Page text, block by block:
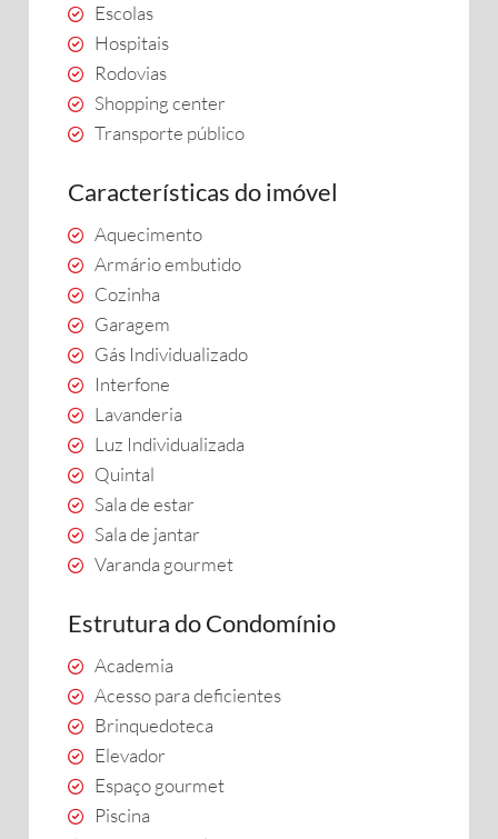
Escolas
Hospitais
Rodovias
Shopping center
Transporte público
Características do imóvel
Aquecimento
Armário embutido
Cozinha
Garagem
Gás Individualizado
Interfone
Lavanderia
Luz Individualizada
Quintal
Sala de estar
Sala de jantar
Varanda gourmet
Estrutura do Condomínio
Academia
Acesso para deficientes
Brinquedoteca
Elevador
Espaço gourmet
Piscina